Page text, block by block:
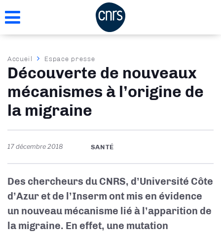
au
Fil
d'Ariane
Accueil Espace presse
Découverte de nouveaux
mécanismes à l’origine de
la migraine
17 décembre 2018 SANTÉ
Des chercheurs du CNRS, d’Université Côte
d’Azur et de l’Inserm ont mis en évidence
un nouveau mécanisme lié à l’apparition de
la migraine. En effet, une mutation